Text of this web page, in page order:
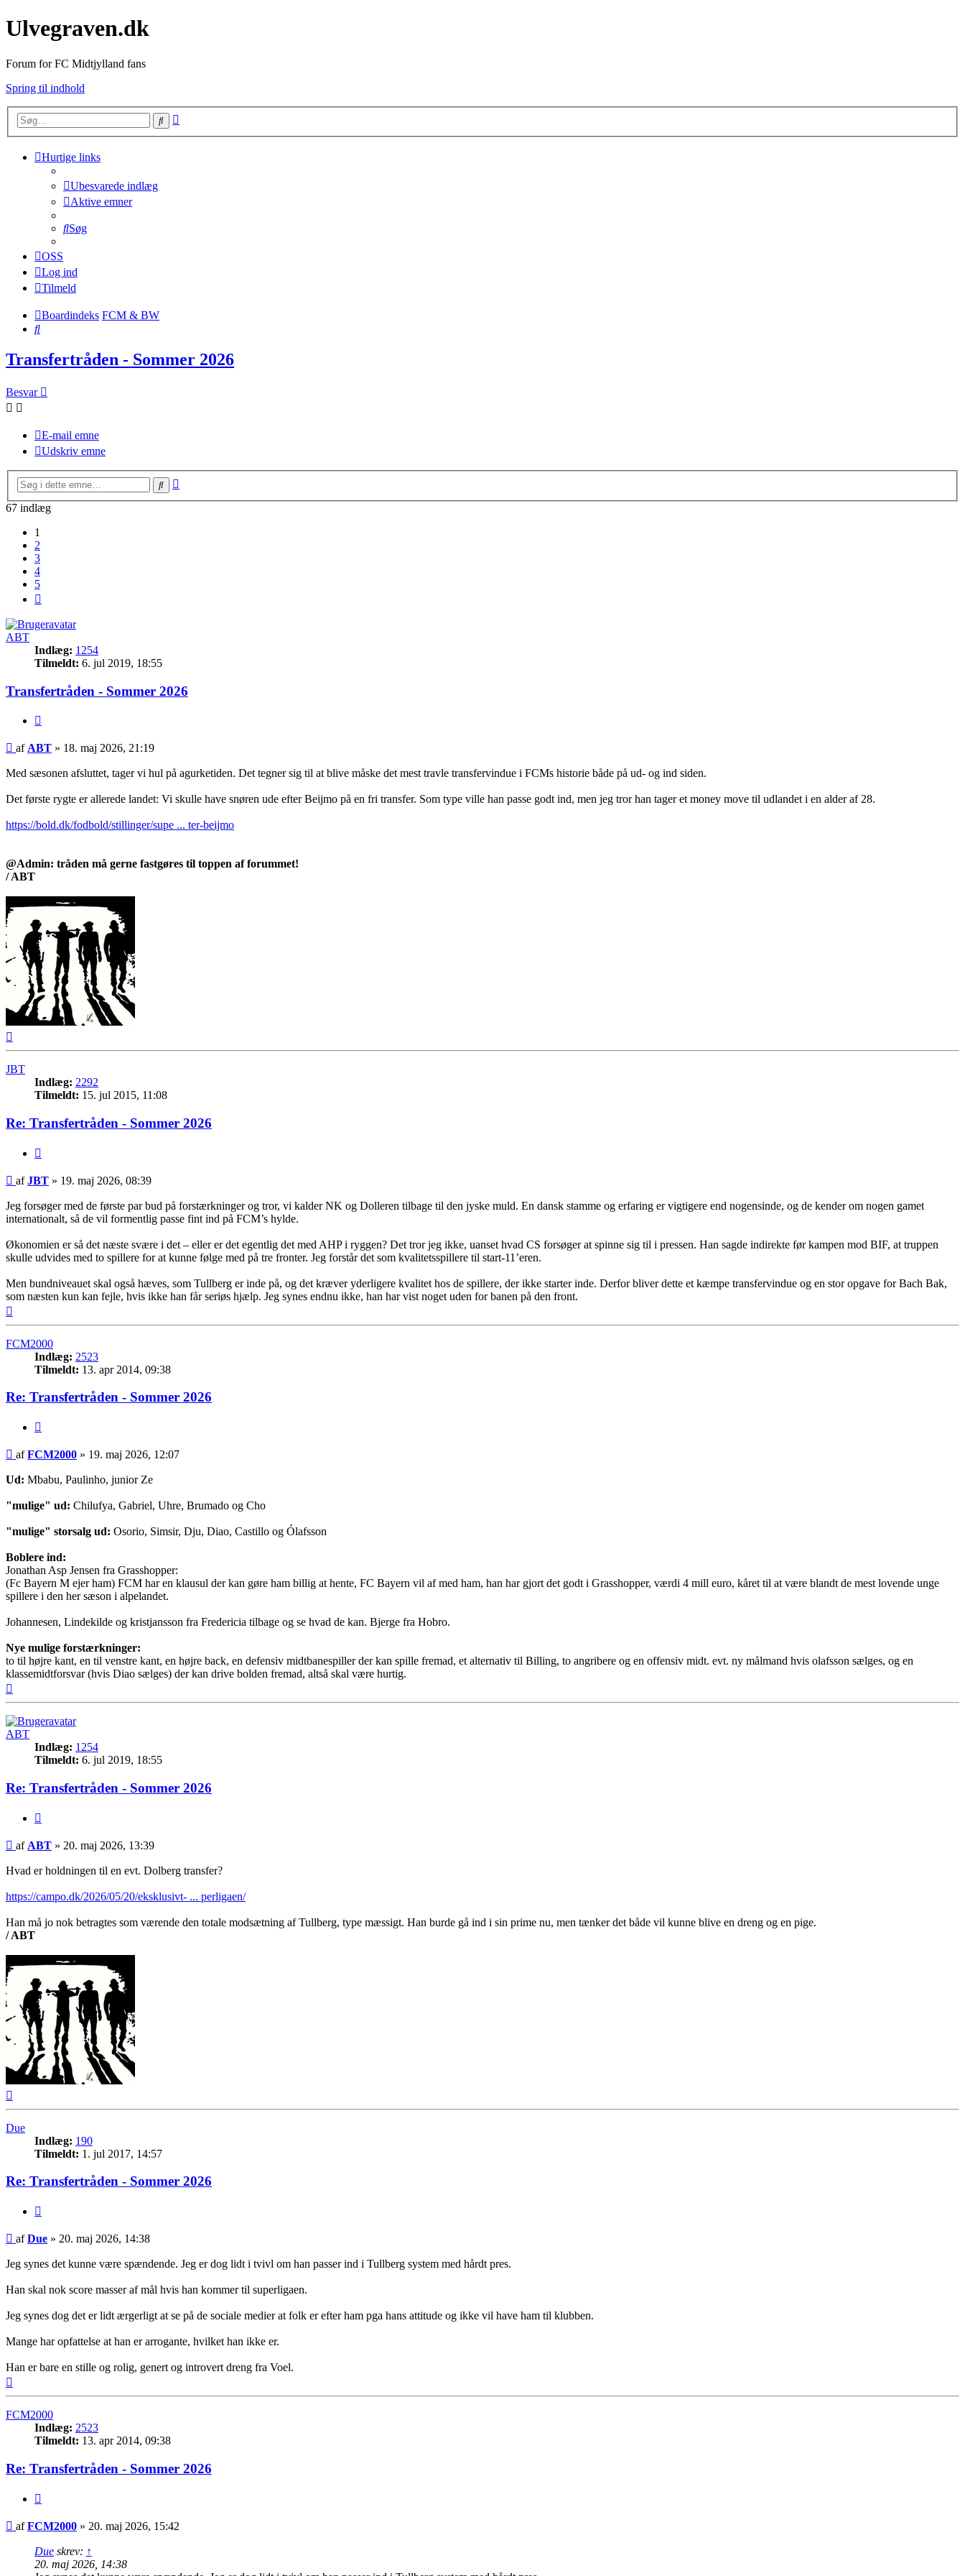
Ulvegraven.dk
Forum for FC Midtjylland fans
Spring til indhold
Søg
Hurtige links
Ubesvarede indlæg
Aktive emner
Søg
OSS
Log ind
Tilmeld
Boardindeks FCM & BW
Søg
Transfertråden - Sommer 2026
Besvar
E-mail emne
Udskriv emne
Søg
67 indlæg
1
2
3
4
5
ABT
Indlæg: 1254
Tilmeldt: 6. jul 2019, 18:55
Transfertråden - Sommer 2026
Indlæg
af ABT » 18. maj 2026, 21:19
Med sæsonen afsluttet, tager vi hul på agurketiden. Det tegner sig til at blive måske det mest travle transfervindue i FCMs historie både på ud- og ind siden.
Det første rygte er allerede landet: Vi skulle have snøren ude efter Beijmo på en fri transfer. Som type ville han passe godt ind, men jeg tror han tager et money move til udlandet i en alder af 28.
https://bold.dk/fodbold/stillinger/supe ... ter-beijmo
@Admin: tråden må gerne fastgøres til toppen af forummet!
/ ABT
JBT
Indlæg: 2292
Tilmeldt: 15. jul 2015, 11:08
Re: Transfertråden - Sommer 2026
Indlæg
afJBT » 19. maj 2026, 08:39
Jeg forsøger med de første par bud på forstærkninger og tror, vi kalder NK og Dolleren tilbage til den jyske muld. En dansk stamme og erfaring er vigtigere end nogensinde, og de kender om nogen gamet
internationalt, så de vil formentlig passe fint ind på FCM’s hylde.
Økonomien er så det næste svære i det – eller er det egentlig det med AHP i ryggen? Det tror jeg ikke, uanset hvad CS forsøger at spinne sig til i pressen. Han sagde indirekte før kampen mod BIF, at truppen
skulle udvides med to spillere for at kunne følge med på tre fronter. Jeg forstår det som kvalitetsspillere til start-11’eren.
Men bundniveauet skal også hæves, som Tullberg er inde på, og det kræver yderligere kvalitet hos de spillere, der ikke starter inde. Derfor bliver dette et kæmpe transfervindue og en stor opgave for Bach Bak,
som næsten kun kan fejle, hvis ikke han får seriøs hjælp. Jeg synes endnu ikke, han har vist noget uden for banen på den front.
FCM2000
Indlæg: 2523
Tilmeldt: 13. apr 2014, 09:38
Re: Transfertråden - Sommer 2026
Indlæg
afFCM2000 » 19. maj 2026, 12:07
Ud: Mbabu, Paulinho, junior Ze
"mulige" ud: Chilufya, Gabriel, Uhre, Brumado og Cho
"mulige" storsalg ud: Osorio, Simsir, Dju, Diao, Castillo og Ólafsson
Boblere ind:
Jonathan Asp Jensen fra Grasshopper:
(Fc Bayern M ejer ham) FCM har en klausul der kan gøre ham billig at hente, FC Bayern vil af med ham, han har gjort det godt i Grasshopper, værdi 4 mill euro, kåret til at være blandt de mest lovende unge
spillere i den her sæson i alpelandet.
Johannesen, Lindekilde og kristjansson fra Fredericia tilbage og se hvad de kan. Bjerge fra Hobro.
Nye mulige forstærkninger:
to til højre kant, en til venstre kant, en højre back, en defensiv midtbanespiller der kan spille fremad, et alternativ til Billing, to angribere og en offensiv midt. evt. ny målmand hvis olafsson sælges, og en
klassemidtforsvar (hvis Diao sælges) der kan drive bolden fremad, altså skal være hurtig.
ABT
Indlæg: 1254
Tilmeldt: 6. jul 2019, 18:55
Re: Transfertråden - Sommer 2026
Indlæg
af ABT » 20. maj 2026, 13:39
Hvad er holdningen til en evt. Dolberg transfer?
https://campo.dk/2026/05/20/eksklusivt- ... perligaen/
Han må jo nok betragtes som værende den totale modsætning af Tullberg, type mæssigt. Han burde gå ind i sin prime nu, men tænker det både vil kunne blive en dreng og en pige.
/ ABT
Due
Indlæg: 190
Tilmeldt: 1. jul 2017, 14:57
Re: Transfertråden - Sommer 2026
Indlæg
afDue » 20. maj 2026, 14:38
Jeg synes det kunne være spændende. Jeg er dog lidt i tvivl om han passer ind i Tullberg system med hårdt pres.
Han skal nok score masser af mål hvis han kommer til superligaen.
Jeg synes dog det er lidt ærgerligt at se på de sociale medier at folk er efter ham pga hans attitude og ikke vil have ham til klubben.
Mange har opfattelse at han er arrogante, hvilket han ikke er.
Han er bare en stille og rolig, genert og introvert dreng fra Voel.
FCM2000
Indlæg: 2523
Tilmeldt: 13. apr 2014, 09:38
Re: Transfertråden - Sommer 2026
Indlæg
afFCM2000 » 20. maj 2026, 15:42
Due skrev: ↑
20. maj 2026, 14:38